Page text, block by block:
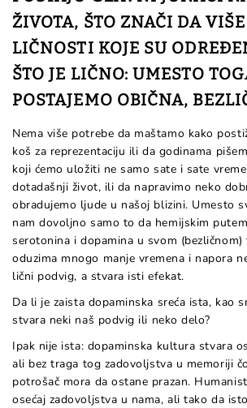
ŽIVOTA, ŠTO ZNAČI DA
LIČNOSTI KOJE SU
ŠTO JE LIČNO: UMESTO
POSTAJEMO OBIČNA,
Nema više potrebe da maštamo kako
koš za reprezentaciju ili da godinama
koji ćemo uložiti ne samo sate i sate
dotadašnji život, ili da napravimo neko
obradujemo ljude u našoj blizini. Umesto
nam dovoljno samo to da hemijskim
serotonina i dopamina u svom
oduzima mnogo manje vremena i napora
lični podvig, a stvara isti efekat.
Da li je zaista dopaminska sreća ista, kao
stvara neki naš podvig ili neko delo?
Ipak nije ista: dopaminska kultura stvara
ali bez traga tog zadovoljstva u memoriji
potrošač mora da ostane prazan.
osećaj zadovoljstva u nama, ali tako da